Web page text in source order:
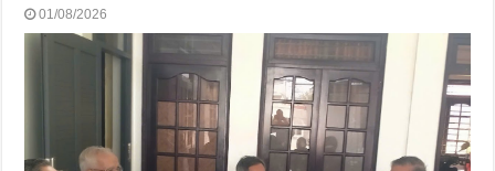
01/08/2026